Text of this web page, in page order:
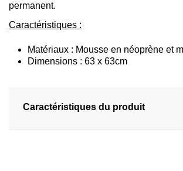
permanent.
Caractéristiques :
Matériaux : Mousse en néoprène et
Dimensions : 63 x 63cm
Caractéristiques du produit